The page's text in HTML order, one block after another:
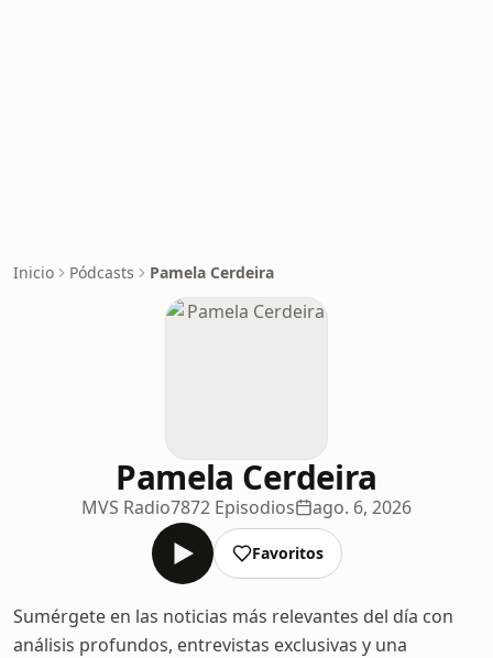
Inicio Pódcasts Pamela Cerdeira
Pamela Cerdeira
MVS Radio7872 Episodios ago. 6, 2026
Favoritos
Sumérgete en las noticias más relevantes del día con
análisis profundos, entrevistas exclusivas y una